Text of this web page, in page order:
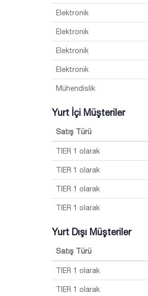
Elektronik
Elektronik
Elektronik
Elektronik
Mühendislik
Yurt İçi Müşteriler
Satış Türü
TIER 1 olarak
TIER 1 olarak
TIER 1 olarak
TIER 1 olarak
Yurt Dışı Müşteriler
Satış Türü
TIER 1 olarak
TIER 1 olarak